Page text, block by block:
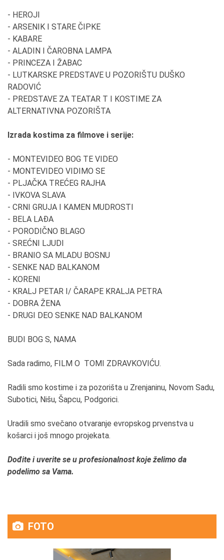
- HEROJI
- ARSENIK I STARE ČIPKE
- KABARE
- ALADIN I ČAROBNA LAMPA
- PRINCEZA I ŽABAC
- LUTKARSKE PREDSTAVE U POZORIŠTU DUŠKO
RADOVIĆ
- PREDSTAVE ZA TEATAR T I KOSTIME ZA
ALTERNATIVNA POZORIŠTA
Izrada kostima za filmove i serije:
- MONTEVIDEO BOG TE VIDEO
- MONTEVIDEO VIDIMO SE
- PLJAČKA TREĆEG RAJHA
- IVKOVA SLAVA
- CRNI GRUJA I KAMEN MUDROSTI
- BELA LAĐA
- PORODIČNO BLAGO
- SREĆNI LJUDI
- BRANIO SA MLADU BOSNU
- SENKE NAD BALKANOM
- KORENI
- KRALJ PETAR I/ ČARAPE KRALJA PETRA
- DOBRA ŽENA
- DRUGI DEO SENKE NAD BALKANOM
BUDI BOG S, NAMA
Sada radimo, FILM O TOMI ZDRAVKOVIĆU.
Radili smo kostime i za pozorišta u Zrenjaninu, Novom Sadu,
Subotici, Nišu, Šapcu, Podgorici.
Uradili smo svečano otvaranje evropskog prvenstva u
košarci i još mnogo projekata.
Dođite i uverite se u profesionalnost koje želimo da
podelimo sa Vama.
FOTO